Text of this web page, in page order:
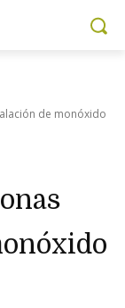
de monóxido